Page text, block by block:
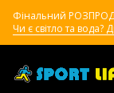
Фінальний
Чи є світло та вода?